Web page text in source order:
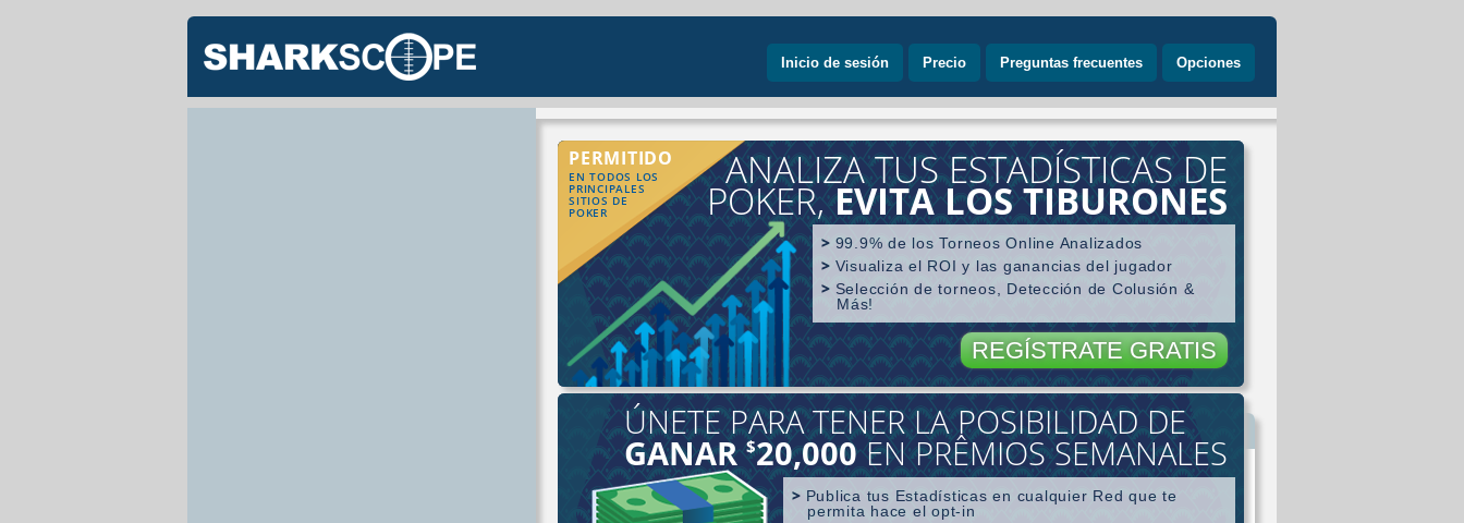
Inicio de sesión Precio Preguntas frecuentes Opciones
PERMITIDO
EN TODOS LOS
PRINCIPALES
SITIOS DE
POKER
ANALIZA TUS ESTADÍSTICAS DE
POKER,EVITA LOS TIBURONES
99.9% de los Torneos Online Analizados
Visualiza el ROI y las ganancias del jugador
Selección de torneos, Detección de Colusión &
Más!
REGÍSTRATE GRATIS
ÚNETE PARA TENER LA POSIBILIDAD DE
GANAR$20,000EN PRÊMIOS SEMANALES
Publica tus Estadísticas en cualquier Red que te
permita hace el opt-in
Búsqueda por jugador